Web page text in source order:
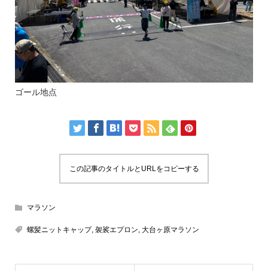
ゴール地点
この記事のタイトルとURLをコピーする
マラソン
螺髪ニットキャップ, 袈裟エプロン, 大台ヶ原マラソン